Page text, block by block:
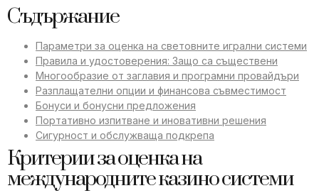
Съдържание
Параметри за оценка на световните игрални системи
Правила и удостоверения: Защо са съществени
Многообразие от заглавия и програмни провайдъри
Разплащателни опции и финансова съвместимост
Бонуси и бонусни предложения
Портативно изпитване и иновативни решения
Сигурност и обслужваща подкрепа
Критерии за оценка на
международните казино системи